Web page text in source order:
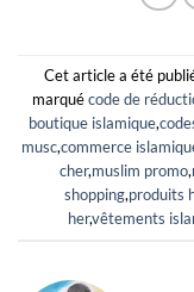
Cet article a été
marquécode de
boutique islamique,
musc,commerce
cher,muslim promo,
shopping,produits
her,vêtements